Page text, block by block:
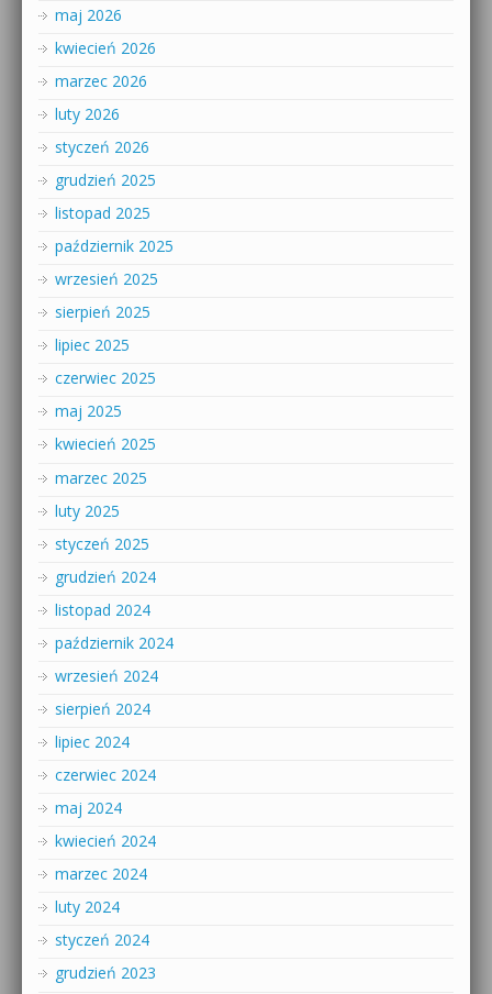
maj 2026
kwiecień 2026
marzec 2026
luty 2026
styczeń 2026
grudzień 2025
listopad 2025
październik 2025
wrzesień 2025
sierpień 2025
lipiec 2025
czerwiec 2025
maj 2025
kwiecień 2025
marzec 2025
luty 2025
styczeń 2025
grudzień 2024
listopad 2024
październik 2024
wrzesień 2024
sierpień 2024
lipiec 2024
czerwiec 2024
maj 2024
kwiecień 2024
marzec 2024
luty 2024
styczeń 2024
grudzień 2023